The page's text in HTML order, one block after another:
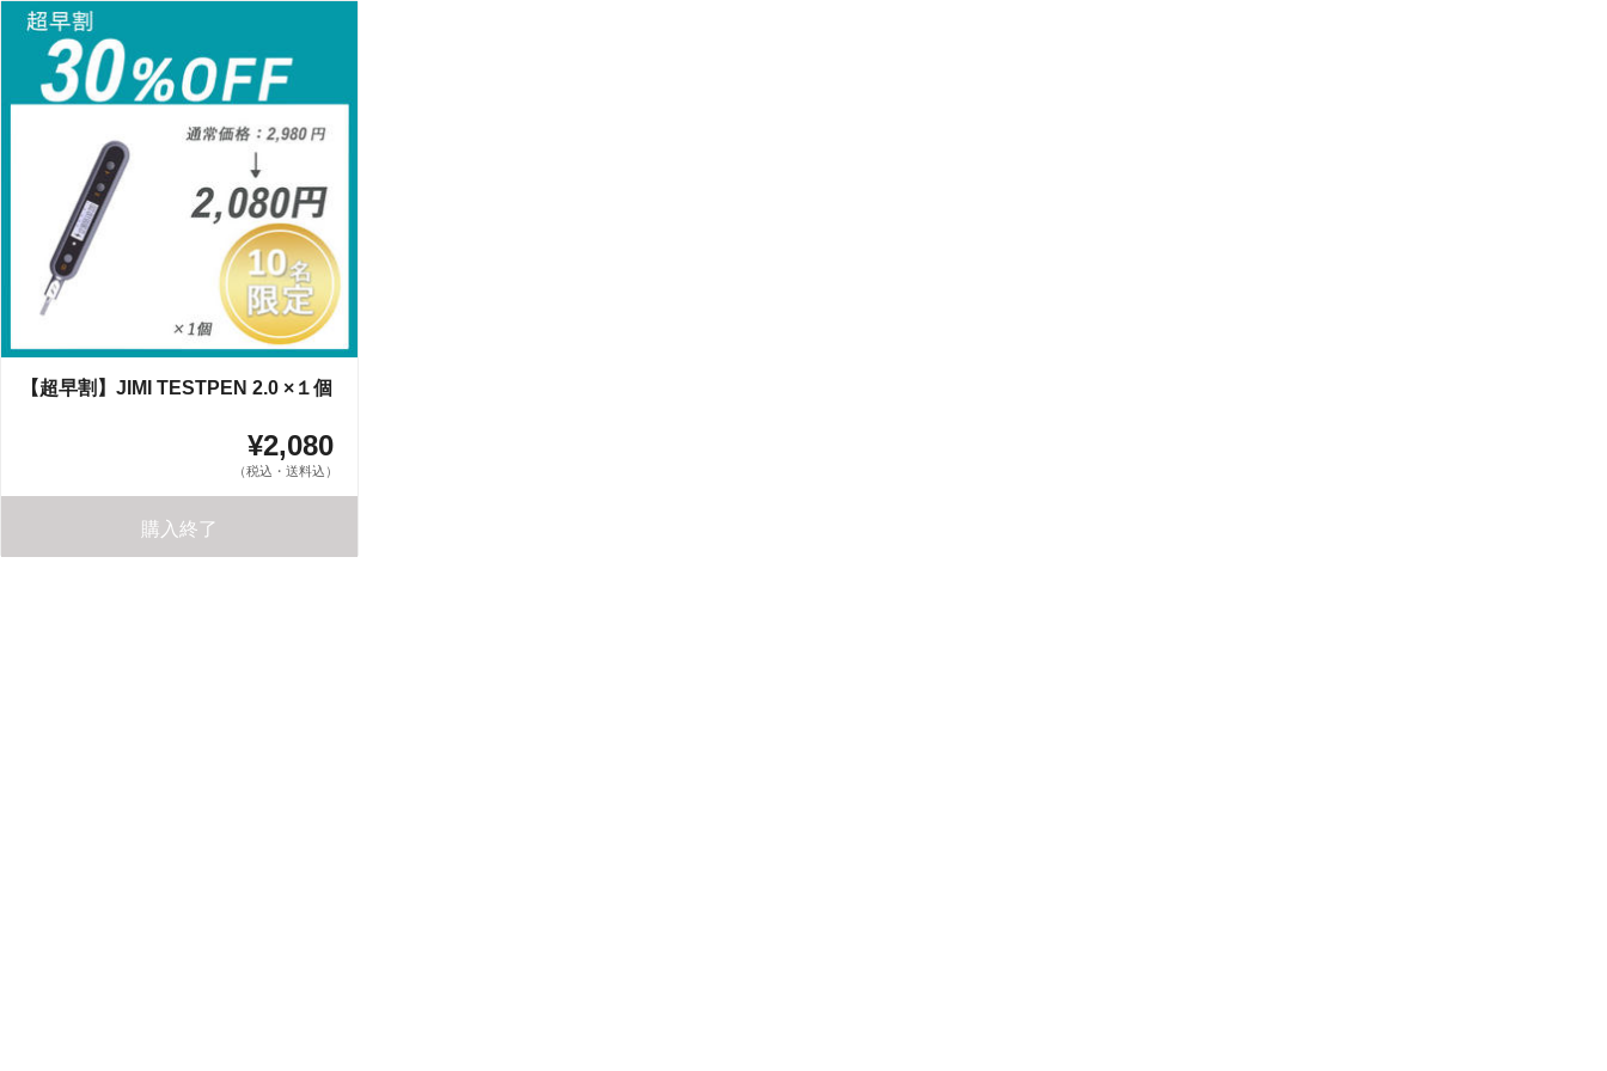
【超早割】JIMI TESTPEN 2.0 ×１個
¥2,080
（税込・送料込）
購入終了